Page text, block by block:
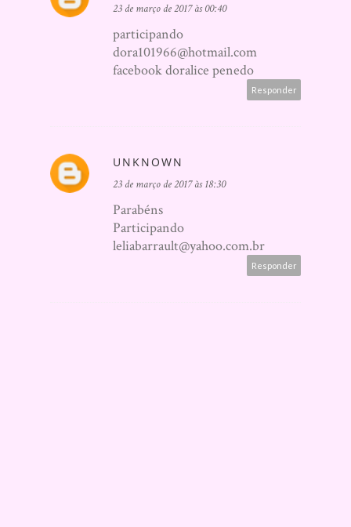
23 de março de 2017 às 00:40
participando
dora101966@hotmail.com
facebook doralice penedo
Responder
UNKNOWN
23 de março de 2017 às 18:30
Parabéns
Participando
leliabarrault@yahoo.com.br
Responder